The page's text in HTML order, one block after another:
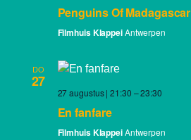
Penguins Of Madagascar
Filmhuis KlappeiAntwerpen
DO
27
27 augustus | 21:30 –23:30
En fanfare
Filmhuis KlappeiAntwerpen